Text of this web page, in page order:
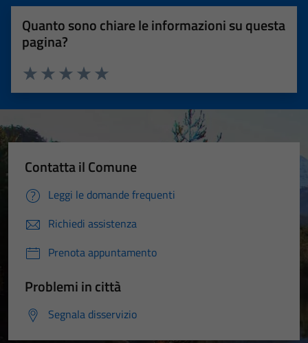
Quanto sono chiare le informazioni su questa
pagina?
Valuta 5 stelle su 5
Valuta 4 stelle su 5
Valuta 3 stelle su 5
Valuta 2 stelle su 5
Valuta 1 stelle su 5
Contatta il Comune
Leggi le domande frequenti
Richiedi assistenza
Prenota appuntamento
Problemi in città
Segnala disservizio